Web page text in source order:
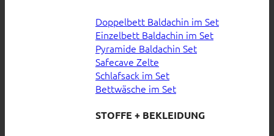
Doppelbett Baldachin im Set
Einzelbett Baldachin im Set
Pyramide Baldachin Set
Safecave Zelte
Schlafsack im Set
Bettwäsche im Set
STOFFE + BEKLEIDUNG